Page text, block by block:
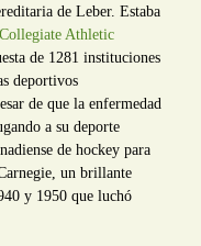
de Leber. Estaba
Athletic
de 1281 instituciones
deportivos
de que la enfermedad
a su deporte
de hockey para
un brillante
y 1950 que luchó